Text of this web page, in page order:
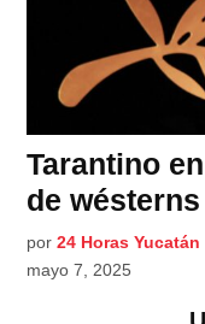
Tarantino
de wésterns
por 24 Horas Yucatán
mayo 7, 2025